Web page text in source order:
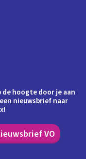
hoogte door je aan
nieuwsbrief naar
VO